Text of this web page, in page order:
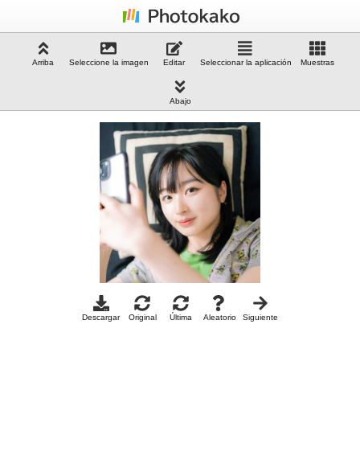
Arriba Seleccione la imagen Editar Seleccionar la aplicación Muestras
Abajo
Descargar Original Última Aleatorio Siguiente